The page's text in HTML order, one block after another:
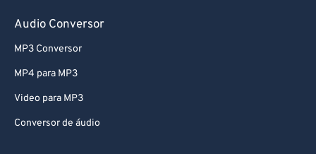
Audio Conversor
MP3 Conversor
MP4 para MP3
Video para MP3
Conversor de áudio